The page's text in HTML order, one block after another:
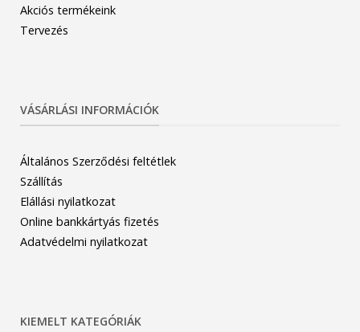
Akciós termékeink
Tervezés
VÁSÁRLÁSI INFORMÁCIÓK
Általános Szerződési feltétlek
Szállítás
Elállási nyilatkozat
Online bankkártyás fizetés
Adatvédelmi nyilatkozat
KIEMELT KATEGÓRIÁK